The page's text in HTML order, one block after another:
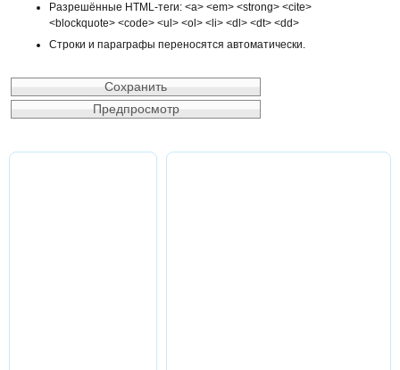
Разрешённые HTML-теги: <a> <em> <strong> <cite>
<blockquote> <code> <ul> <ol> <li> <dl> <dt> <dd>
Строки и параграфы переносятся автоматически.